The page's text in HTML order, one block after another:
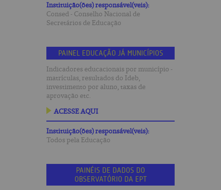
Instituição(ões) responsável(veis):
Consed - Conselho Nacional de
Secretários de Educação
PAINEL EDUCAÇÃO JÁ MUNICÍPIOS
Indicadores educacionais por município -
matrículas, resultados do Ideb,
investimento por aluno, taxas de
aprovação etc.
ACESSE AQUI
Instituição(ões) responsável(veis):
Todos pela Educação
PAINÉIS DE DADOS DO
OBSERVATÓRIO DA EPT